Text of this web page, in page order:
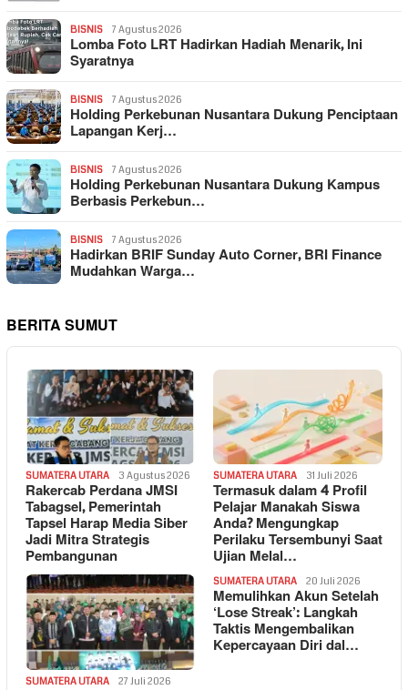
BISNIS 7 Agustus 2026
Lomba Foto LRT Hadirkan Hadiah Menarik, Ini
Syaratnya
BISNIS 7 Agustus 2026
Holding Perkebunan Nusantara Dukung Penciptaan
Lapangan Kerj…
BISNIS 7 Agustus 2026
Holding Perkebunan Nusantara Dukung Kampus
Berbasis Perkebun…
BISNIS 7 Agustus 2026
Hadirkan BRIF Sunday Auto Corner, BRI Finance
Mudahkan Warga…
BERITA SUMUT
SUMATERA UTARA 3 Agustus 2026
Rakercab Perdana JMSI
Tabagsel, Pemerintah
Tapsel Harap Media Siber
Jadi Mitra Strategis
Pembangunan
SUMATERA UTARA 31 Juli 2026
Termasuk dalam 4 Profil
Pelajar Manakah Siswa
Anda? Mengungkap
Perilaku Tersembunyi Saat
Ujian Melal…
SUMATERA UTARA 27 Juli 2026
SUMATERA UTARA 20 Juli 2026
Memulihkan Akun Setelah
‘Lose Streak’: Langkah
Taktis Mengembalikan
Kepercayaan Diri dal…